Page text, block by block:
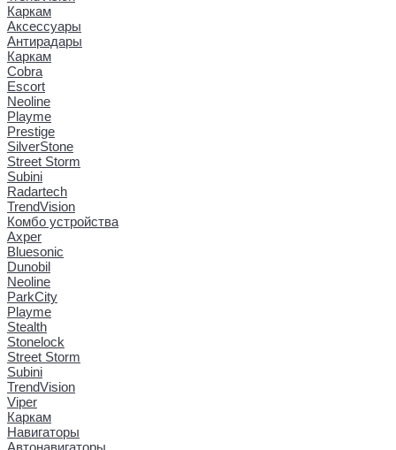
Каркам
Аксессуары
Антирадары
Каркам
Cobra
Escort
Neoline
Playme
Prestige
SilverStone
Street Storm
Subini
Radartech
TrendVision
Комбо устройства
Axper
Bluesonic
Dunobil
Neoline
ParkCity
Playme
Stealth
Stonelock
Street Storm
Subini
TrendVision
Viper
Каркам
Навигаторы
Автонавигаторы